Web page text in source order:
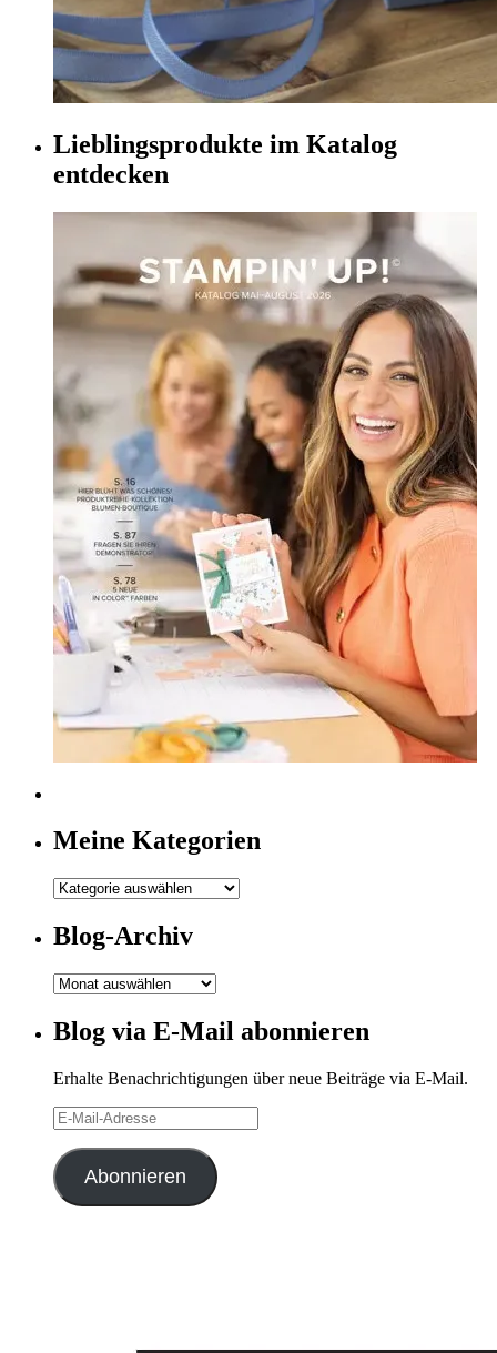
Lieblingsprodukte im Katalog
entdecken
Meine Kategorien
Meine
Blog-Archiv
Blog-
Blog via E-Mail abonnieren
Erhalte Benachrichtigungen über neue Beiträge via E-Mail.
E-
Mail-
Adresse
Abonnieren